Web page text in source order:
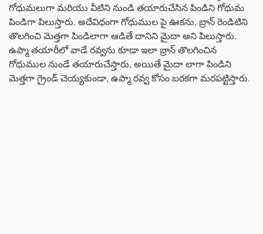
గోధుమలుగా మరియు వీటిని నుండి తయారుచేసిన పిండిని గోధుమ
పిండిగా పిలుస్తారు. అదేవిధంగా గోధుముల పై ఊకను, బ్రాన్ రెండిటిని
తొలగించి మెత్తగా పిండిలాగా ఆడితే దానిని మైదా అని పిలుస్తారు.
ఉప్మా తయారీలో వాడే రవ్వను కూడా ఇలా బ్రాన్ తొలగించిన
గోధుముల నుండే తయారుచేస్తారు, అయితే మైదా లాగా పిండిని
మెత్తగా గ్రైండ్ చెయ్యకుండా, ఉప్మా రవ్వ కోసం బరకగా మరపట్టిస్తారు.